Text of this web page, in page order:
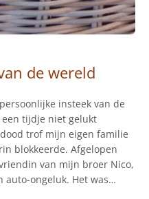
de wereld
insteek van de
tijdje niet gelukt
trof mijn eigen familie
blokkeerde. Afgelopen
van mijn broer Nico,
auto-ongeluk. Het was…